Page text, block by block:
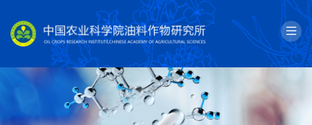
English 邮箱